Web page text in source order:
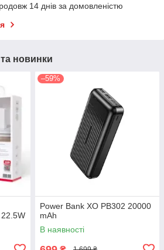
14 днів за домовленістю
та новинки
–59%
Power Bank XO PB302 20000
mAh
В наявності